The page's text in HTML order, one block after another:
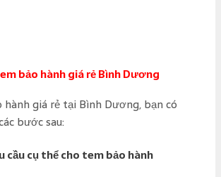
bảo hành giá rẻ Bình Dương
giá rẻ tại Bình Dương, bạn có
bước sau:
cầu cụ thể cho tem bảo hành